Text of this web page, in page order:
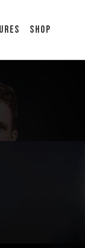
Shop